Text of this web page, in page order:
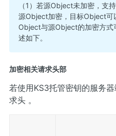
（1）若源Object未加密，支
源Object加密，目标Object可
Object与源Object的加密方式
述如下。
加密相关请求头部
若使用KS3托管密钥的服务
求头 。